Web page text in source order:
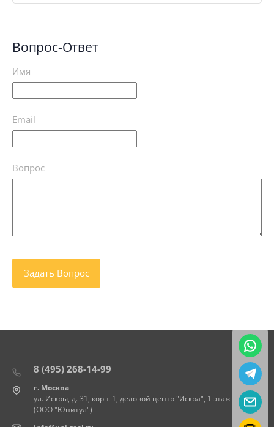
Вопрос-Ответ
Имя
Email
Вопрос
8 (495) 268-14-99
г. Москва
ул. Искры, д. 31, корп. 1, деловой центр "Искра", 1 этаж
(ООО "Юнитул")